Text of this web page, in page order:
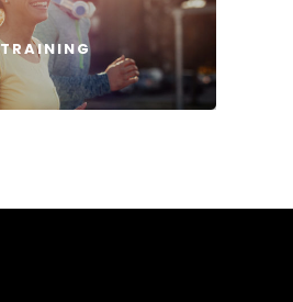
TRAINING